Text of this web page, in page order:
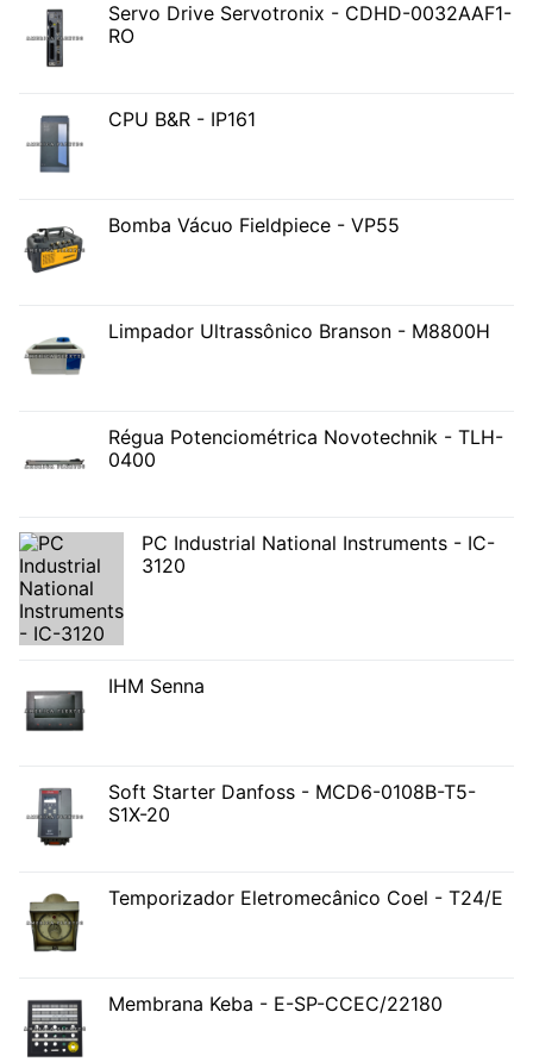
Servo Drive Servotronix - CDHD-0032AAF1-
RO
CPU B&R - IP161
Bomba Vácuo Fieldpiece - VP55
Limpador Ultrassônico Branson - M8800H
Régua Potenciométrica Novotechnik - TLH-
0400
PC Industrial National Instruments - IC-
3120
IHM Senna
Soft Starter Danfoss - MCD6-0108B-T5-
S1X-20
Temporizador Eletromecânico Coel - T24/E
Membrana Keba - E-SP-CCEC/22180